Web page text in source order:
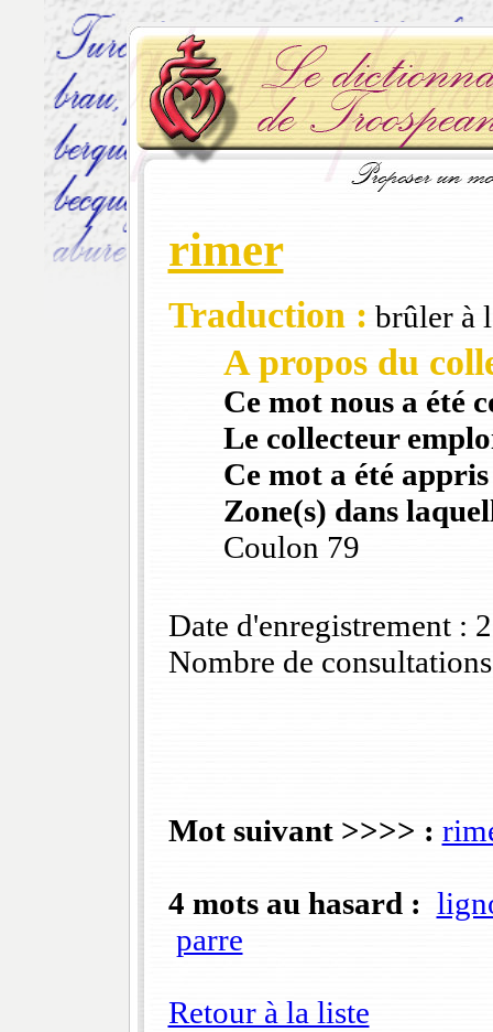
rimer
Traduction : brûler à
A propos du
Ce mot nous a été
Le collecteur
Ce mot a été
Zone(s) dans
Coulon 79
Date d'enregistrement :
Nombre de
Mot suivant >>>> :
4 mots au hasard :
parre
Retour à la liste